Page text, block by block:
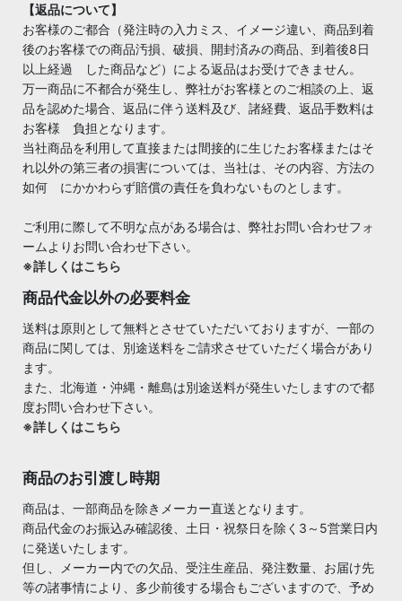
【返品について】
お客様のご都合（発注時の入力ミス、イメージ違い、商品到着
後のお客様での商品汚損、破損、開封済みの商品、到着後8日
以上経過 した商品など）による返品はお受けできません。
万一商品に不都合が発生し、弊社がお客様とのご相談の上、返
品を認めた場合、返品に伴う送料及び、諸経費、返品手数料は
お客様 負担となります。
当社商品を利用して直接または間接的に生じたお客様またはそ
れ以外の第三者の損害については、当社は、その内容、方法の
如何 にかかわらず賠償の責任を負わないものとします。
ご利用に際して不明な点がある場合は、弊社お問い合わせフォ
ームよりお問い合わせ下さい。
※詳しくはこちら
商品代金以外の必要料金
送料は原則として無料とさせていただいておりますが、一部の
商品に関しては、別途送料をご請求させていただく場合があり
ます。
また、北海道・沖縄・離島は別途送料が発生いたしますので都
度お問い合わせ下さい。
※詳しくはこちら
商品のお引渡し時期
商品は、一部商品を除きメーカー直送となります。
商品代金のお振込み確認後、土日・祝祭日を除く3～5営業日内
に発送いたします。
但し、メーカー内での欠品、受注生産品、発注数量、お届け先
等の諸事情により、多少前後する場合もございますので、予め